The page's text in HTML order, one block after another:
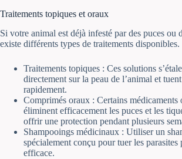
Traitements topiques et oraux
Si votre animal est déjà infesté par des puces ou
existe différents types de traitements disponibles.
Traitements topiques : Ces solutions
directement sur la peau de l’animal et
rapidement.
Comprimés oraux : Certains médicaments
éliminent efficacement les puces et les
offrir une protection pendant plusieurs
Shampooings médicinaux : Utiliser un
spécialement conçu pour tuer les parasites
efficace.